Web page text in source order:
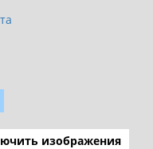
изображения